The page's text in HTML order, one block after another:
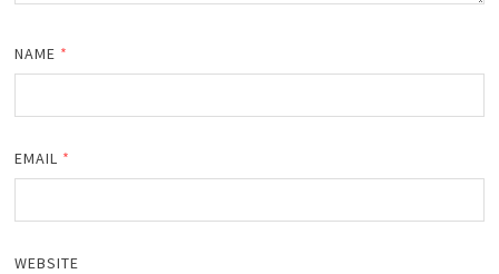
NAME *
EMAIL *
WEBSITE